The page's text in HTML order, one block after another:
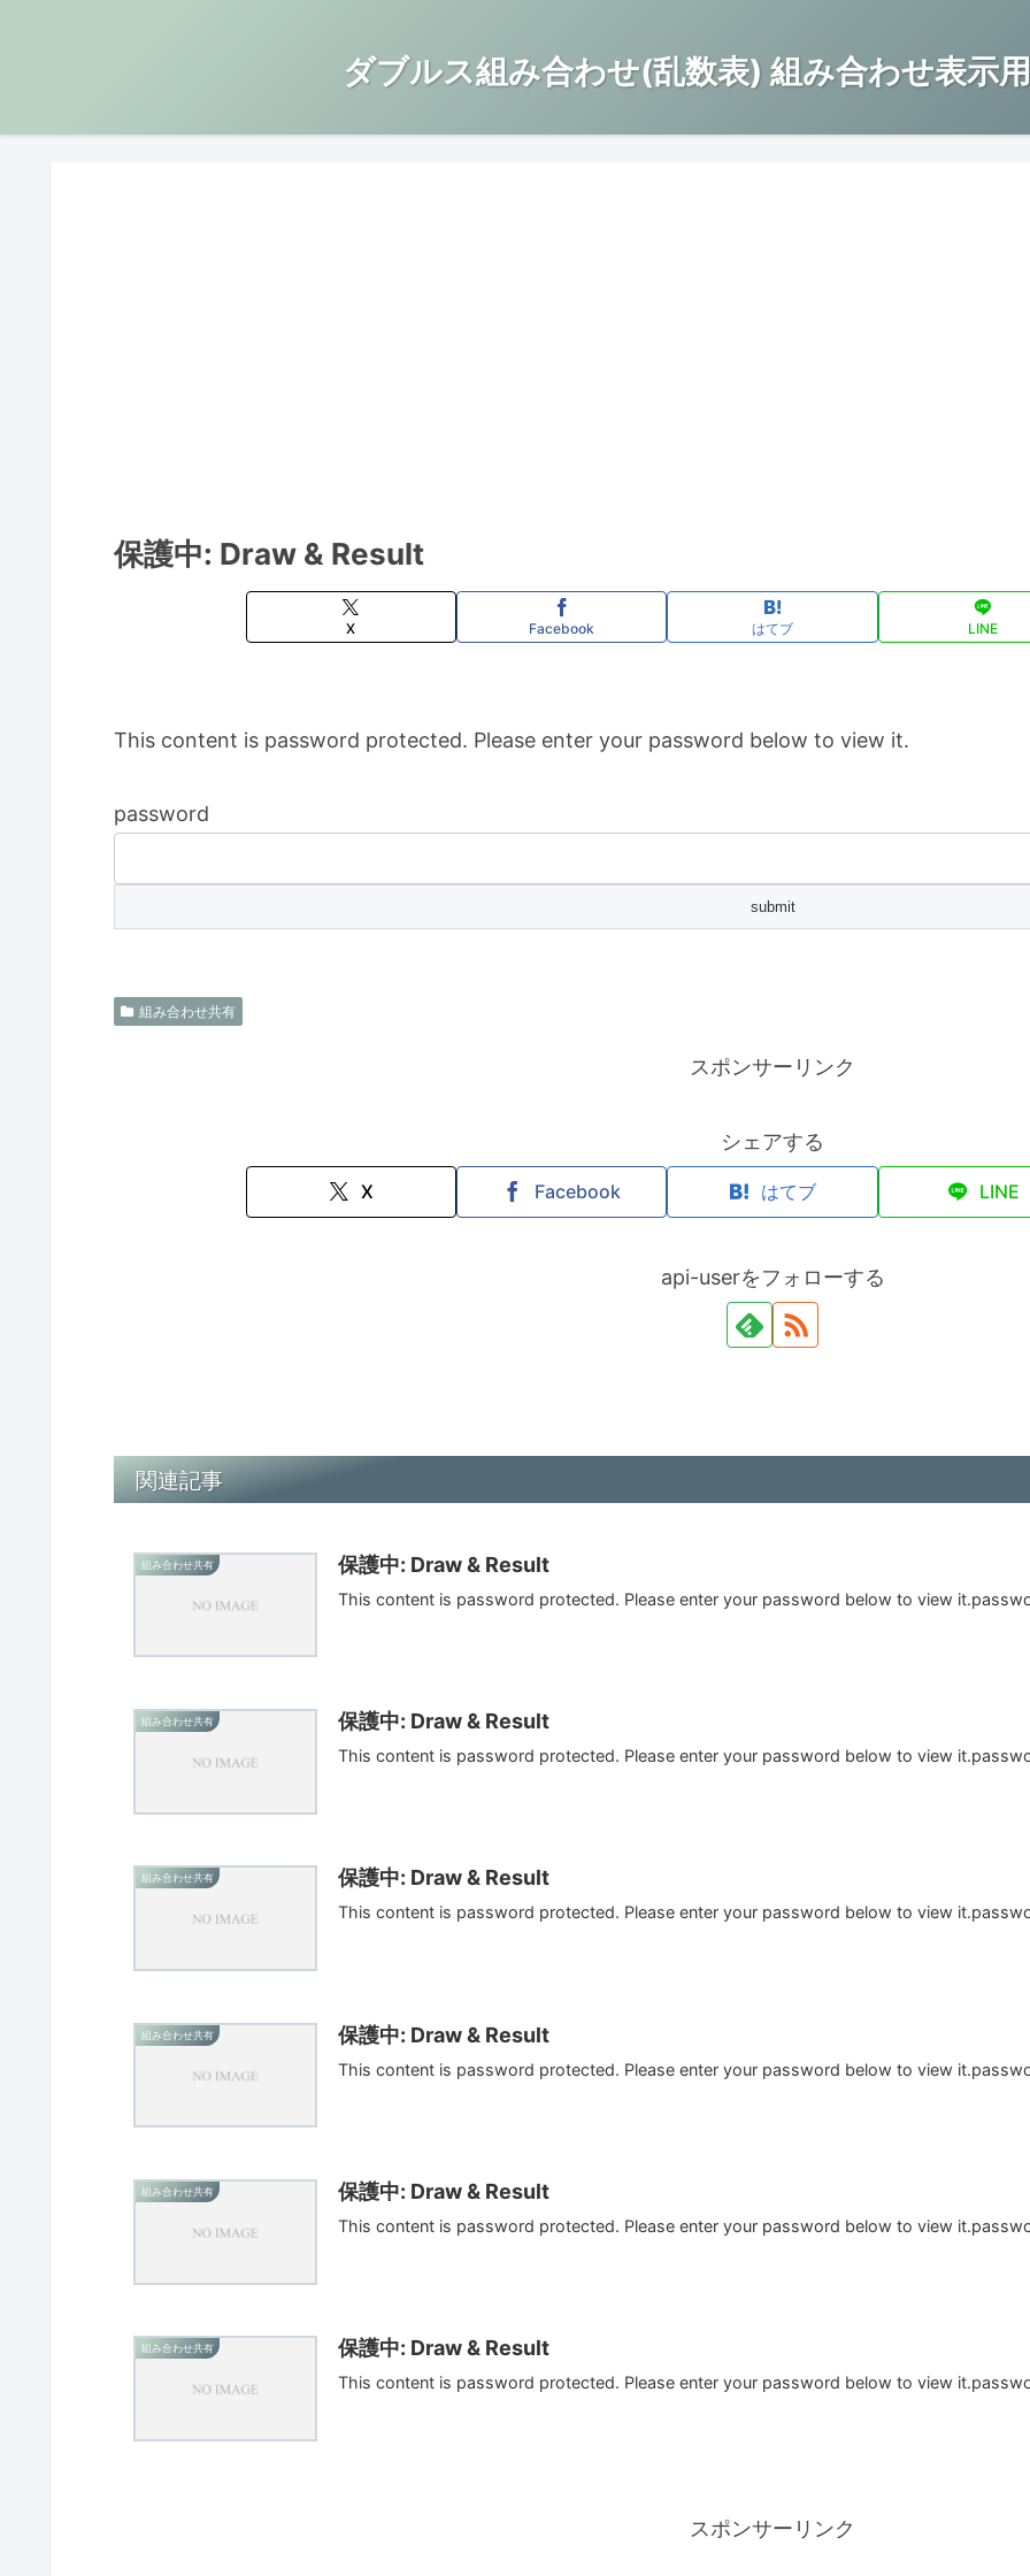
ダブルス組み合わせ(乱数表) 組み合わせ表示
保護中: Draw & Result
X Facebook はてブ LINE
This content is password protected. Please enter your password below to view it.
password
組み合わせ共有
スポンサーリンク
シェアする
X Facebook はてブ LINE
api-userをフォローする
関連記事
組み合わせ共有 保護中: Draw & Result
This content is password protected. Please enter your password below to view
組み合わせ共有 保護中: Draw & Result
This content is password protected. Please enter your password below to view
組み合わせ共有 保護中: Draw & Result
This content is password protected. Please enter your password below to view
組み合わせ共有 保護中: Draw & Result
This content is password protected. Please enter your password below to view
組み合わせ共有 保護中: Draw & Result
This content is password protected. Please enter your password below to view
組み合わせ共有 保護中: Draw & Result
This content is password protected. Please enter your password below to view
スポンサーリンク